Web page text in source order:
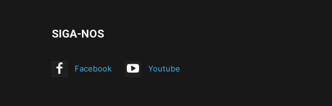
SIGA-NOS
Facebook Youtube